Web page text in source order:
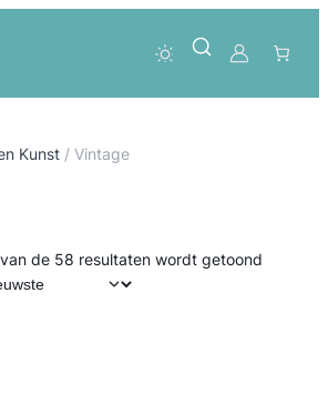
Kunst/ Vintage
van de 58 resultaten wordt getoond